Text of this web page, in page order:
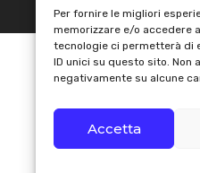
Per fornire le migliori
memorizzare e/o accedere
tecnologie ci permetterà di
ID unici su questo sito. Non
negativamente su alcune
Accetta